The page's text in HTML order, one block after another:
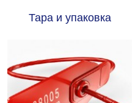
Тара и упаковка